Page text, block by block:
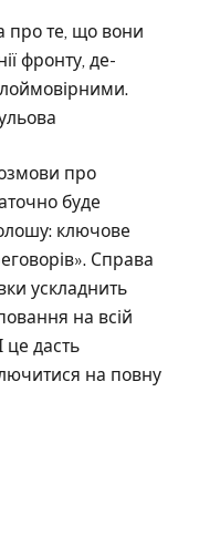
про те, що вони
фронту, де-
про
буде
ключове
Справа
ускладнить
на всій
це дасть
на повну